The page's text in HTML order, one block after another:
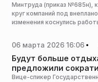
Минтруда (приказ №685н),
круг компаний под
изменения коснулись
06 марта 2026 16:06
Будут больше
предложили
женщин
Вице-спикер